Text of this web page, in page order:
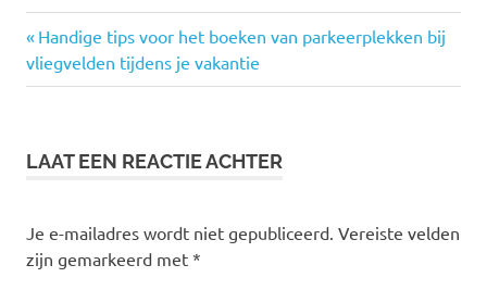
Bericht
navigatie
Vorige
bericht:
Handige tips voor het boeken van parkeerplekken bij
vliegvelden tijdens je vakantie
LAAT EEN REACTIE ACHTER
Je e-mailadres wordt niet gepubliceerd. Vereiste velden
zijn gemarkeerd met *